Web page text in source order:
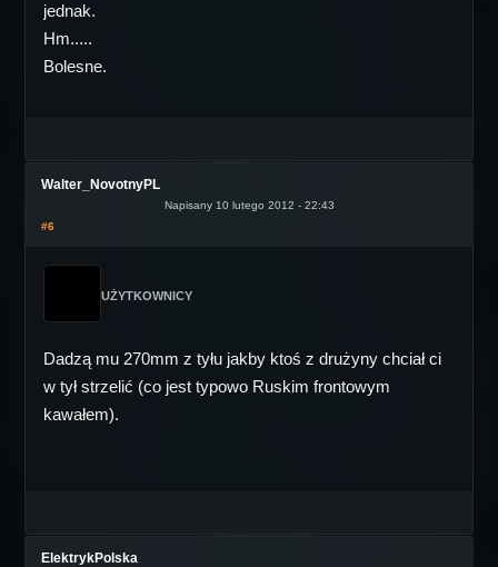
jednak.
Hm.....
Bolesne.
Walter_NovotnyPL
Napisany 10 lutego 2012 - 22:43
#6
UŻYTKOWNICY
Dadzą mu 270mm z tyłu jakby ktoś z drużyny chciał ci
w tył strzelić (co jest typowo Ruskim frontowym
kawałem).
ElektrykPolska